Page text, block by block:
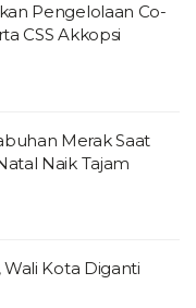
Pengelolaan Co-
CSS Akkopsi
Merak Saat
Naik Tajam
Wali Kota Diganti